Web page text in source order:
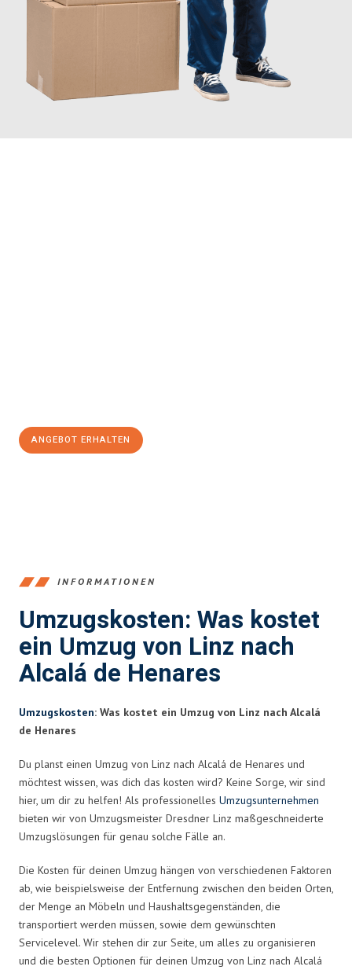
ANGEBOT ERHALTEN
INFORMATIONEN
Umzugskosten: Was kostet
ein Umzug von Linz nach
Alcalá de Henares
Umzugskosten: Was kostet ein Umzug von Linz nach Alcalá
de Henares
Du planst einen Umzug von Linz nach Alcalá de Henares und
möchtest wissen, was dich das kosten wird? Keine Sorge, wir sind
hier, um dir zu helfen! Als professionelles Umzugsunternehmen
bieten wir von Umzugsmeister Dresdner Linz maßgeschneiderte
Umzugslösungen für genau solche Fälle an.
Die Kosten für deinen Umzug hängen von verschiedenen Faktoren
ab, wie beispielsweise der Entfernung zwischen den beiden Orten,
der Menge an Möbeln und Haushaltsgegenständen, die
transportiert werden müssen, sowie dem gewünschten
Servicelevel. Wir stehen dir zur Seite, um alles zu organisieren
und die besten Optionen für deinen Umzug von Linz nach Alcalá